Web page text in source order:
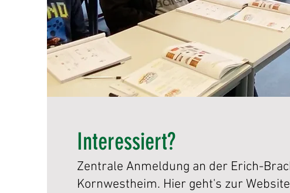
Interessiert?
Zentrale Anmeldung an der Erich-
Kornwestheim. Hier geht's zur